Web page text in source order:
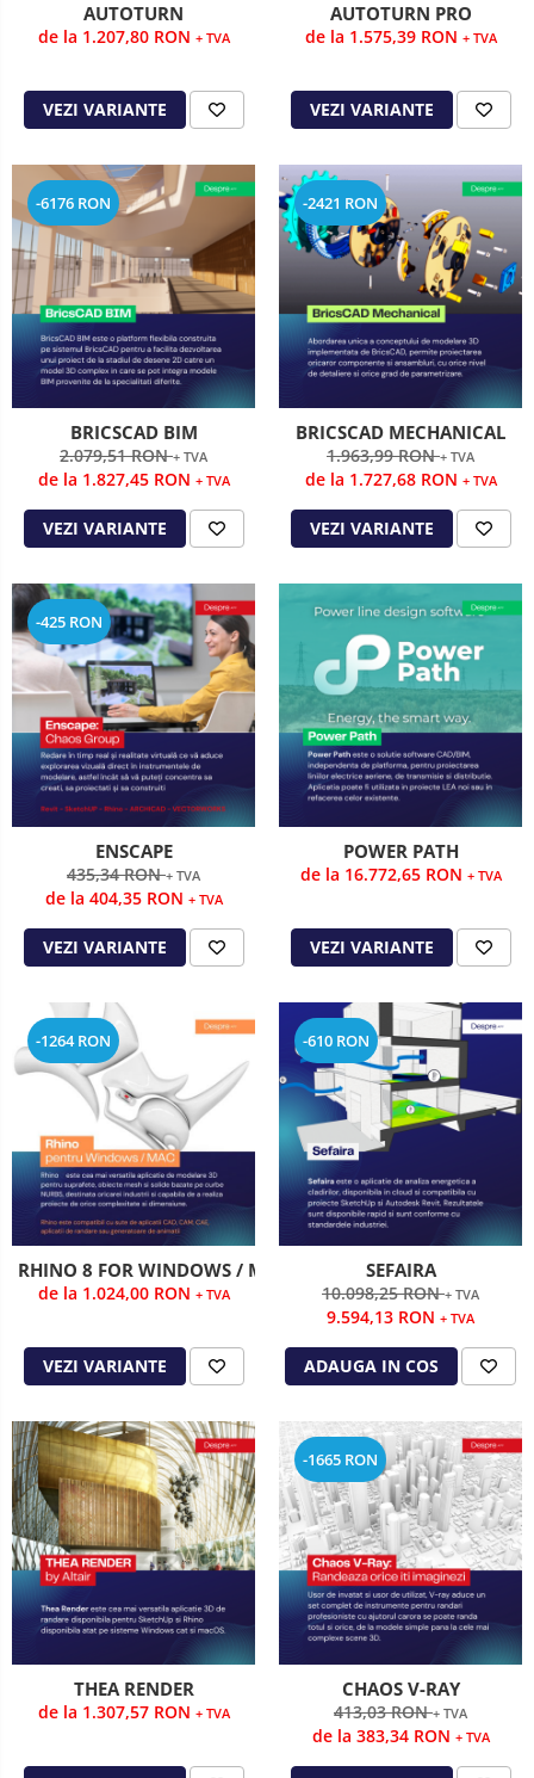
AUTOTURN
de la 1.207,80 RON + TVA
VEZI VARIANTE
AUTOTURN PRO
de la 1.575,39 RON + TVA
VEZI VARIANTE
-6176 RON
BRICSCAD BIM
2.079,51 RON+ TVA
de la 1.827,45 RON + TVA
VEZI VARIANTE
-2421 RON
BRICSCAD MECHANICAL
1.963,99 RON+ TVA
de la 1.727,68 RON + TVA
VEZI VARIANTE
-425 RON
ENSCAPE
435,34 RON+ TVA
de la 404,35 RON + TVA
VEZI VARIANTE
POWER PATH
de la 16.772,65 RON + TVA
VEZI VARIANTE
-1264 RON
RHINO 8 FOR WINDOWS / MAC
de la 1.024,00 RON + TVA
VEZI VARIANTE
-610 RON
SEFAIRA
10.098,25 RON+ TVA
9.594,13 RON + TVA
ADAUGA IN COS
THEA RENDER
de la 1.307,57 RON + TVA
-1665 RON
CHAOS V-RAY
413,03 RON+ TVA
de la 383,34 RON + TVA